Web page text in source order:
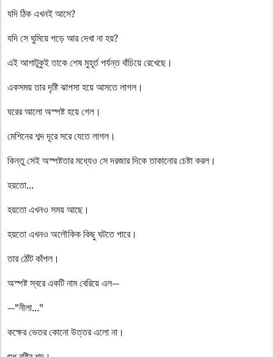
যদি ঠিক এখনই আসে?
যদি সে ঘুমিয়ে পড়ে আর দেখা না হয়?
এই আশাটুকুই তাকে শেষ মুহূর্ত পর্যন্ত বাঁচিয়ে রেখেছে।
একসময় তার দৃষ্টি ঝাপসা হয়ে আসতে লাগল।
ঘরের আলো অস্পষ্ট হয়ে গেল।
মেশিনের শব্দ দূরে সরে যেতে লাগল।
কিন্তু সেই অস্পষ্টতার মধ্যেও সে দরজার দিকে তাকানোর চেষ্টা করল।
হয়তো...
হয়তো এখনও সময় আছে।
হয়তো এখনও অলৌকিক কিছু ঘটতে পারে।
তার ঠোঁট কাঁপল।
অস্পষ্ট স্বরে একটি নাম বেরিয়ে এল—
—"নীলা..."
কক্ষের ভেতর কোনো উত্তর এলো না।